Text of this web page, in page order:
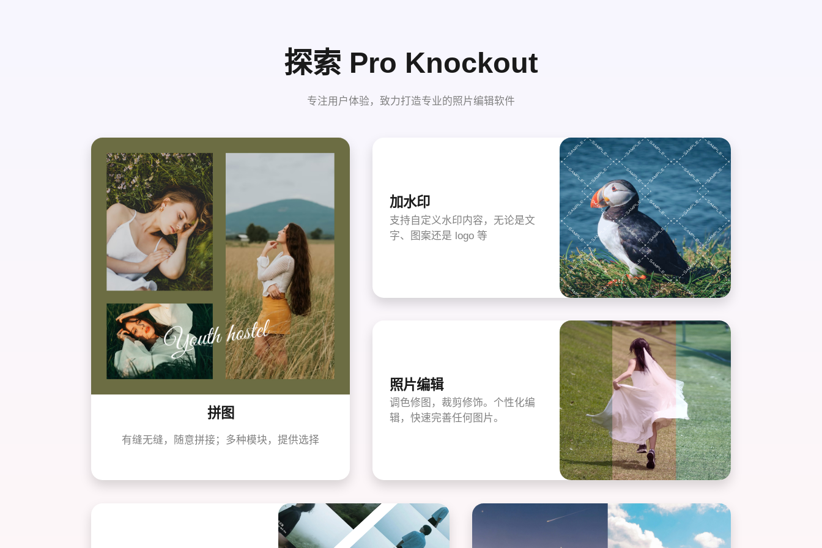
探索 Pro Knockout
专注用户体验，致力打造专业的照片编辑软件
拼图
有缝无缝，随意拼接；多种模块，提供选择
加水印
支持自定义水印内容，无论是文
字、图案还是 logo 等
照片编辑
调色修图，裁剪修饰。个性化编
辑，快速完善任何图片。